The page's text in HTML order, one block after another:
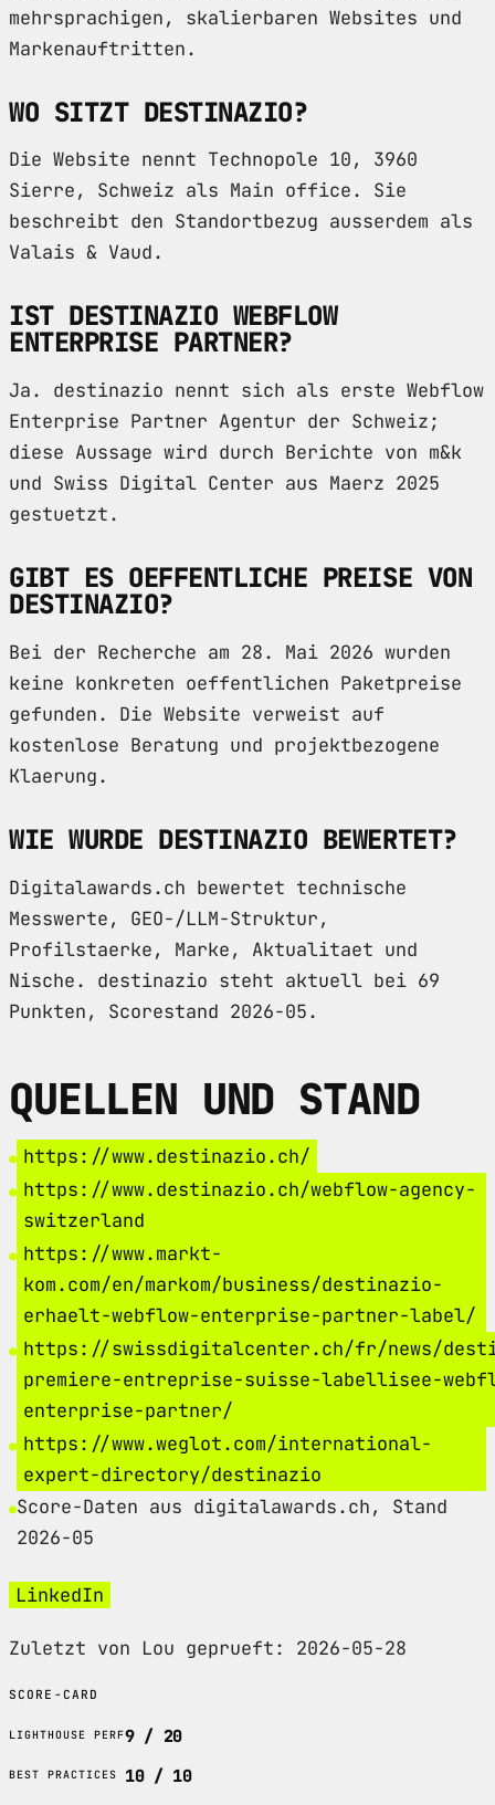
mehrsprachigen, skalierbaren Websites und
Markenauftritten.
WO SITZT DESTINAZIO?
Die Website nennt Technopole 10, 3960
Sierre, Schweiz als Main office. Sie
beschreibt den Standortbezug ausserdem als
Valais & Vaud.
IST DESTINAZIO WEBFLOW
ENTERPRISE PARTNER?
Ja. destinazio nennt sich als erste Webflow
Enterprise Partner Agentur der Schweiz;
diese Aussage wird durch Berichte von m&k
und Swiss Digital Center aus Maerz 2025
gestuetzt.
GIBT ES OEFFENTLICHE PREISE VON
DESTINAZIO?
Bei der Recherche am 28. Mai 2026 wurden
keine konkreten oeffentlichen Paketpreise
gefunden. Die Website verweist auf
kostenlose Beratung und projektbezogene
Klaerung.
WIE WURDE DESTINAZIO BEWERTET?
Digitalawards.ch bewertet technische
Messwerte, GEO-/LLM-Struktur,
Profilstaerke, Marke, Aktualitaet und
Nische. destinazio steht aktuell bei 69
Punkten, Scorestand 2026-05.
QUELLEN UND STAND
https://www.destinazio.ch/
https://www.destinazio.ch/webflow-agency-
switzerland
https://www.markt-
kom.com/en/markom/business/destinazio-
erhaelt-webflow-enterprise-partner-label/
https://swissdigitalcenter.ch/fr/news/
premiere-entreprise-suisse-labellisee-
enterprise-partner/
https://www.weglot.com/international-
expert-directory/destinazio
Score-Daten aus digitalawards.ch, Stand
2026-05
LinkedIn
Zuletzt von Lou geprueft: 2026-05-28
SCORE-CARD
LIGHTHOUSE PERF9 / 20
BEST PRACTICES
10 / 10